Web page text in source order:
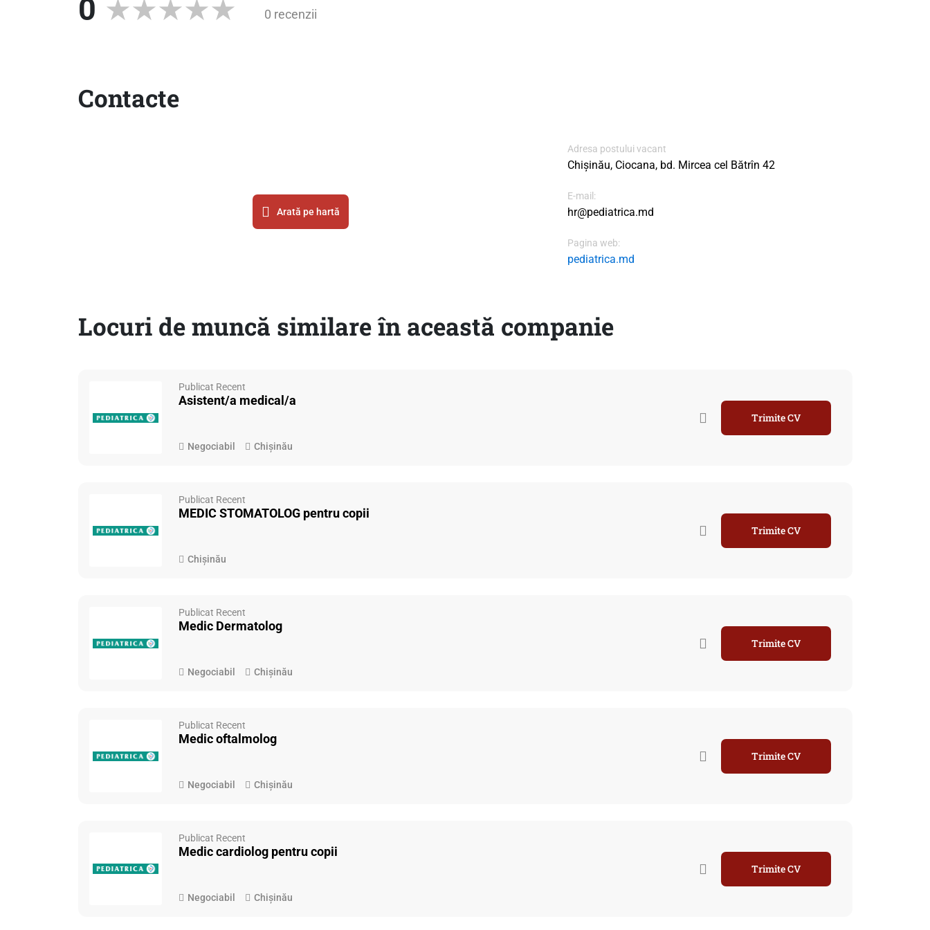
0 0 recenzii
Contacte
Arată pe hartă
Adresa postului vacant
Chișinău, Ciocana, bd. Mircea cel Bătrîn 42
E-mail:
hr@pediatrica.md
Pagina web:
pediatrica.md
Locuri de muncă similare în această companie
Publicat Recent
Asistent/a medical/a
Negociabil Chișinău
Trimite CV
Publicat Recent
MEDIC STOMATOLOG pentru copii
Chișinău
Trimite CV
Publicat Recent
Medic Dermatolog
Negociabil Chișinău
Trimite CV
Publicat Recent
Medic oftalmolog
Negociabil Chișinău
Trimite CV
Publicat Recent
Medic cardiolog pentru copii
Negociabil Chișinău
Trimite CV